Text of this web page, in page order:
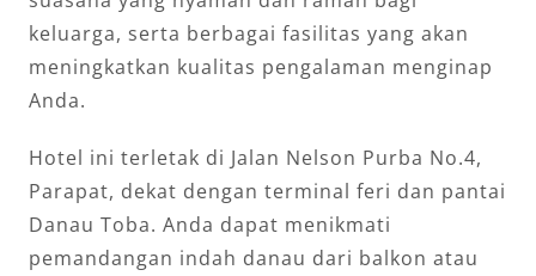
keluarga, serta berbagai fasilitas yang akan
meningkatkan kualitas pengalaman menginap
Anda.
Hotel ini terletak di Jalan Nelson Purba No.4,
Parapat, dekat dengan terminal feri dan pantai
Danau Toba. Anda dapat menikmati
pemandangan indah danau dari balkon atau